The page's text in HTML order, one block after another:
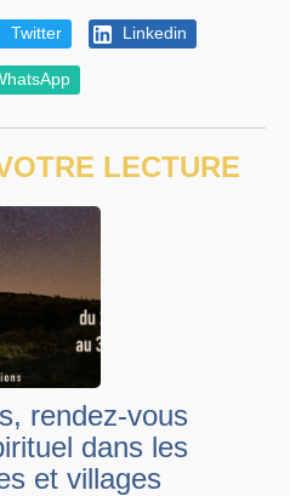
Twitter Linkedin
LECTURE
rendez-vous
dans les
et villages